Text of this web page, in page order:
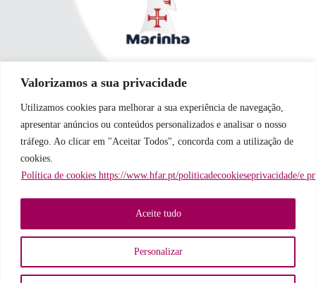
Valorizamos a sua privacidade
Utilizamos cookies para melhorar a sua experiência de navegação,
apresentar anúncios ou conteúdos personalizados e analisar o nosso
tráfego. Ao clicar em "Aceitar Todos", concorda com a utilização de
cookies.
Política de cookies https://www.hfar.pt/politicadecookieseprivacidade/e
Personalizar
Aceite tudo